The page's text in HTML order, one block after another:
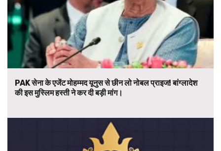
PAK सेना के एजेंट मोहम्मद यूनुस से छीन लो नोबल प्राइज! बांग्लादेश
की इस मुस्लिम हस्ती ने कर दी बड़ी मांग।